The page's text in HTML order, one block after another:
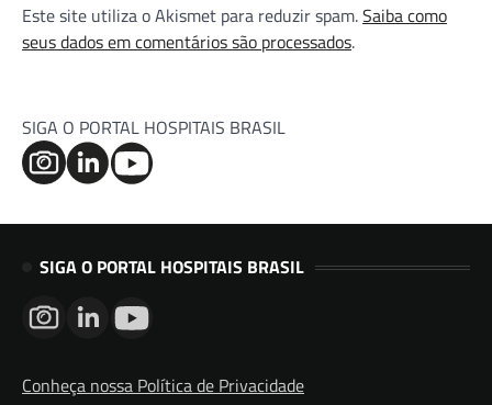
Este site utiliza o Akismet para reduzir spam.Saiba como
seus dados em comentários são processados.
SIGA O PORTAL HOSPITAIS BRASIL
SIGA O PORTAL HOSPITAIS BRASIL
Conheça nossa Política de Privacidade